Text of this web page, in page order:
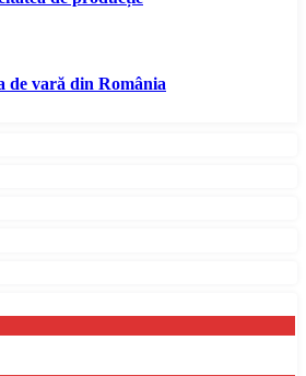
de vară din România